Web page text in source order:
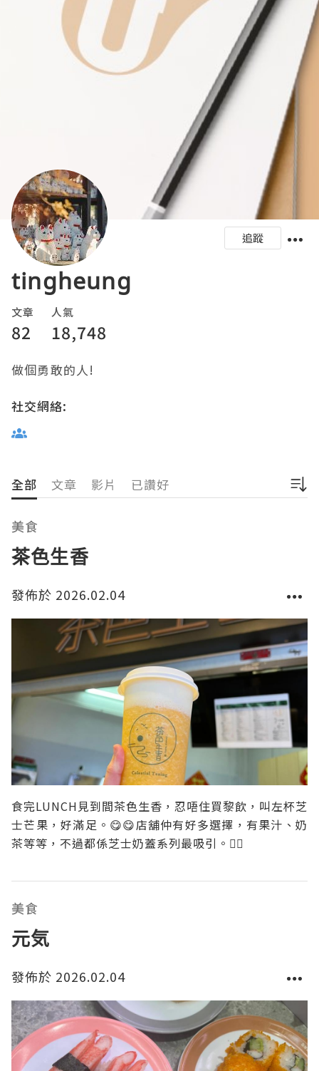
追蹤
tingheung
文章
82
人氣
18,748
做個勇敢的人!
社交網絡:
全部 文章 影片 已讚好
美食
茶色生香
發佈於 2026.02.04
食完LUNCH見到間茶色生香，忍唔住買黎飲，叫左杯芝
士芒果，好滿足。😋😋店舖仲有好多選擇，有果汁、奶
茶等等，不過都係芝士奶蓋系列最吸引。👍🏻
美食
元気
發佈於 2026.02.04